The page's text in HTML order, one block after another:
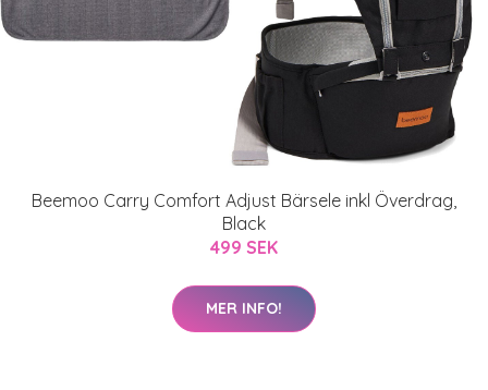
Beemoo Carry Comfort Adjust Bärsele inkl Överdrag,
Black
499 SEK
MER INFO!